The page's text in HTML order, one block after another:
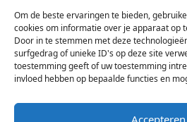
Om de beste ervaringen te bieden,
cookies om informatie over je apparaat op
Door in te stemmen met deze
surfgedrag of unieke ID's op deze site
toestemming geeft of uw toestemming
invloed hebben op bepaalde functies en
Accepteren